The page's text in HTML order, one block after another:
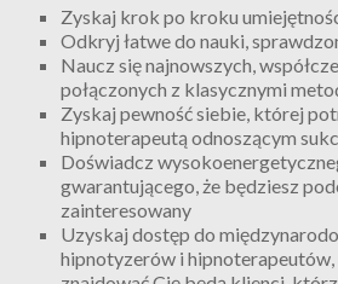
Zyskaj krok po kroku
Odkryj łatwe do nauki,
Naucz się najnowszych,
połączonych z klasycznymi
Zyskaj pewność siebie, której
hipnoterapeutą odnoszącym
Doświadcz
gwarantującego, że będziesz
zainteresowany
Uzyskaj dostęp do
hipnotyzerów i hipnoterapeutów,